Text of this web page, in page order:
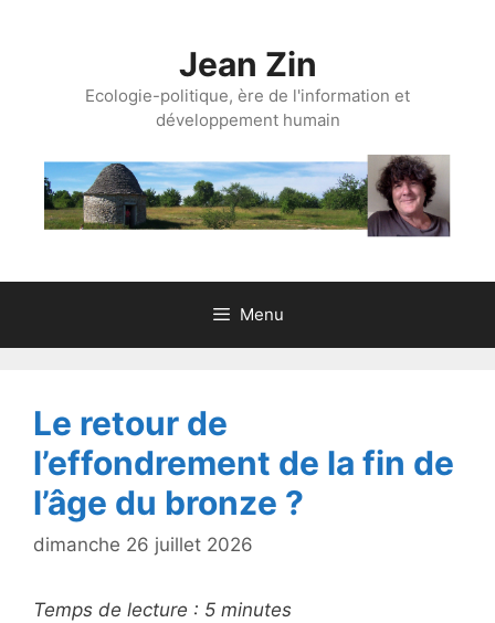
Jean Zin
Ecologie-politique, ère de l'information et
développement humain
Menu
Le retour de
l’effondrement de la fin de
l’âge du bronze ?
dimanche 26 juillet 2026
Temps de lecture : 5 minutes